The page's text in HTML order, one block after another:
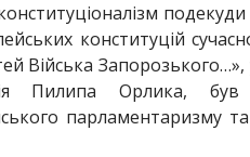
конституцій
Війська
Пилипа Орлика,
парламентаризму